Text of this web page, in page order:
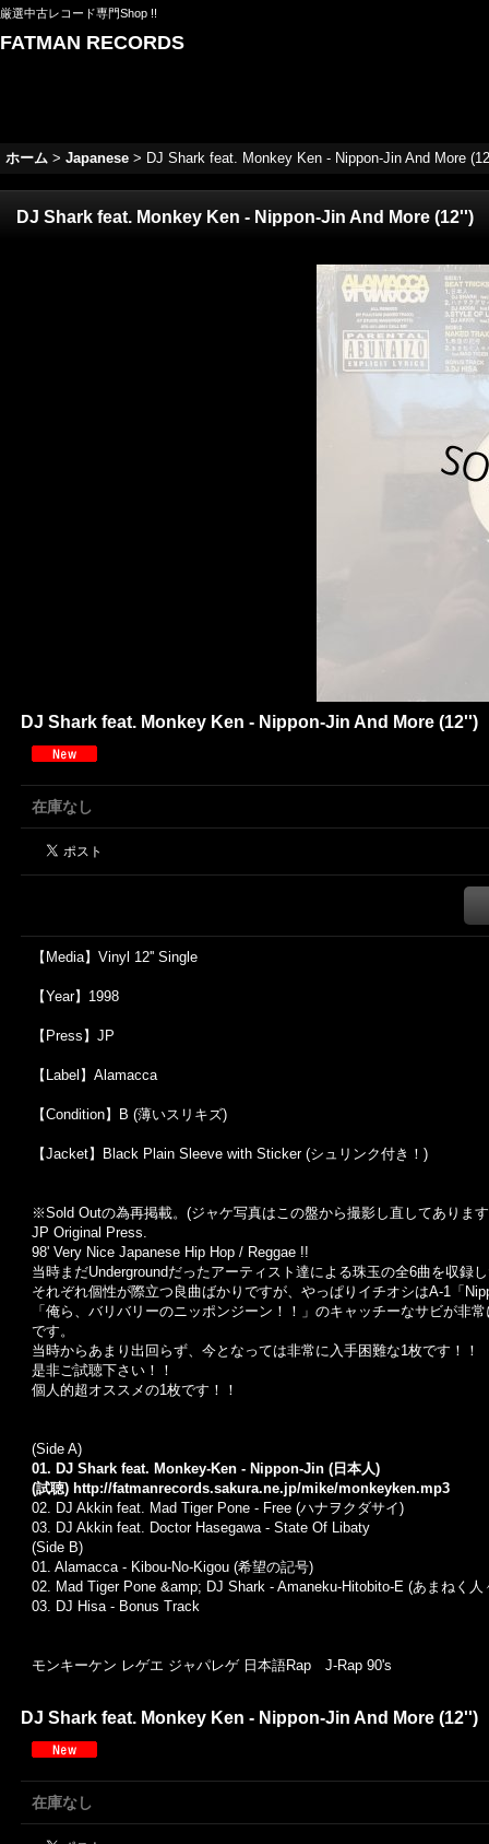
厳選中古レコード専門Shop !!
FATMAN RECORDS
ホーム > Japanese > DJ Shark feat. Monkey Ken - Nippon-Jin And More
DJ Shark feat. Monkey Ken - Nippon-Jin And More (12'')
DJ Shark feat. Monkey Ken - Nippon-Jin And More (12'')
在庫なし
【Media】Vinyl 12'' Single
【Year】1998
【Press】JP
【Label】Alamacca
【Condition】B (薄いスリキズ)
【Jacket】Black Plain Sleeve with Sticker (シュリンク付き！)
※Sold Outの為再掲載。 (ジャケ写真はこの盤から撮影し直してありま
JP Original Press.
98' Very Nice Japanese Hip Hop / Reggae !!
当時まだUndergroundだったアーティスト達による珠玉の全6曲を収録
それぞれ個性が際立つ良曲ばかりですが、やっぱりイチオシはA-1「
「俺ら、バリバリーのニッポンジーン！！」のキャッチーなサビが非
です。
当時からあまり出回らず、今となっては非常に入手困難な1枚です！！
是非ご試聴下さい！！
個人的超オススメの1枚です！！
(Side A)
01. DJ Shark feat. Monkey-Ken - Nippon-Jin (日本人)
(試聴) http://fatmanrecords.sakura.ne.jp/mike/monkeyken.mp3
02. DJ Akkin feat. Mad Tiger Pone - Free (ハナヲクダサイ)
03. DJ Akkin feat. Doctor Hasegawa - State Of Libaty
(Side B)
01. Alamacca - Kibou-No-Kigou (希望の記号)
02. Mad Tiger Pone &amp; DJ Shark - Amaneku-Hitobito-E (あまねく人
03. DJ Hisa - Bonus Track
モンキーケン レゲエ ジャパレゲ 日本語Rap J-Rap 90's
DJ Shark feat. Monkey Ken - Nippon-Jin And More (12'')
在庫なし